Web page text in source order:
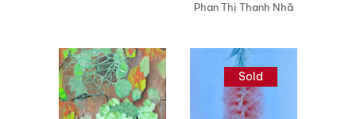
Phan Thị Thanh Nhã
Liên hệ
Sold
Liên hệ